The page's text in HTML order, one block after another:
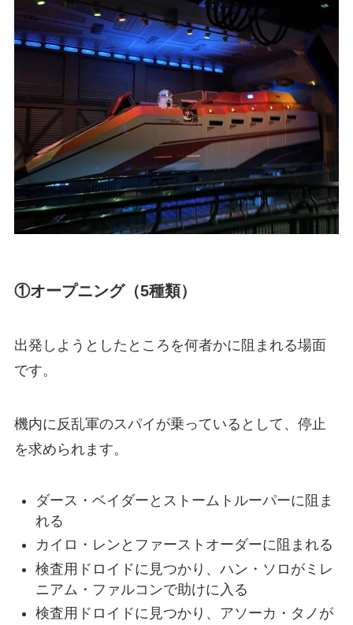
①オープニング（5種類）
出発しようとしたところを何者かに阻まれる場面
です。
機内に反乱軍のスパイが乗っているとして、停止
を求められます。
ダース・ベイダーとストームトルーパーに阻ま
れる
カイロ・レンとファーストオーダーに阻まれる
検査用ドロイドに見つかり、ハン・ソロがミレ
ニアム・ファルコンで助けに入る
検査用ドロイドに見つかり、アソーカ・タノが